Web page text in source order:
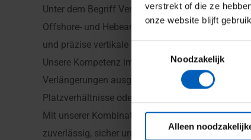
verstrekt of die ze
onze website blijft
Noodzakelijk
Alleen
Unter dem Begriff Vertikaltransport fallen alle
Offshore- und Hebeanwendungen ermöglichen.
und präzise vertikale Bewegungen ausgelegt
Unsere Kompetenz im Bereich
Verlängerungen ausgestattet werden, während
Platzverhältnisse oder extreme Höhen — wir
Mit unserer Kombination aus technischer
zuverlässig, sicher und effizient abläuft.